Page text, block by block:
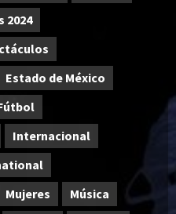
2024
Estado de México
Internacional
Mujeres
Música